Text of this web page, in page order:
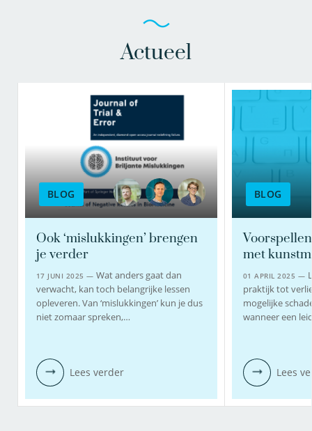
Actueel
BLOG
Ook ‘mislukkingen’ brengen
je verder
17 JUNI 2025 —Wat anders gaat dan
verwacht, kan toch belangrijke lessen
opleveren. Van ‘mislukkingen’ kun je dus
niet zomaar spreken,…
Lees verder
BLOG
met
01 APRIL 2025 —
praktijk tot
mogelijke
wanneer een
Lees